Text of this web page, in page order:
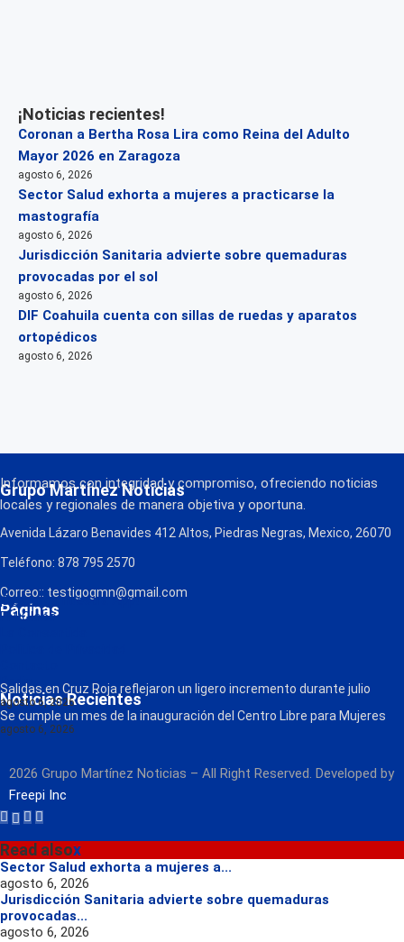
¡Noticias recientes!
Coronan a Bertha Rosa Lira como Reina del Adulto
Mayor 2026 en Zaragoza
agosto 6, 2026
Sector Salud exhorta a mujeres a practicarse la
mastografía
agosto 6, 2026
Jurisdicción Sanitaria advierte sobre quemaduras
provocadas por el sol
agosto 6, 2026
DIF Coahuila cuenta con sillas de ruedas y aparatos
ortopédicos
agosto 6, 2026
Grupo Martínez Noticias
Informamos con integridad y compromiso, ofreciendo noticias
locales y regionales de manera objetiva y oportuna.
Avenida Lázaro Benavides 412 Altos, Piedras Negras, Mexico, 26070
Teléfono: 878 795 2570
Correo:: testigogmn@gmail.com
Páginas
¡Descarga nuestra App!
FM Globo
Radio
Noticias Recientes
Salidas en Cruz Roja reflejaron un ligero incremento durante julio
agosto 6, 2026
Se cumple un mes de la inauguración del Centro Libre para Mujeres
agosto 6, 2026
2026 Grupo Martínez Noticias – All Right Reserved. Developed by
Freepi Inc
Read alsox
Sector Salud exhorta a mujeres a...
agosto 6, 2026
Jurisdicción Sanitaria advierte sobre quemaduras
provocadas...
agosto 6, 2026